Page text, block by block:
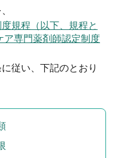
規程（以下、規程と
ア専門薬剤師認定制度
従い、下記のとおり